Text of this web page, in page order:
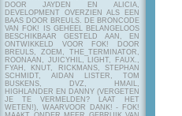
DOOR JAYDEN EN ALICIA,
DEVELOPMENT OVERZIEN ALS EEN
BAAS DOOR BREULS. DE BRONCODE
VAN FOK! IS GEHEEL BELANGELOOS
BESCHIKBAAR GESTELD AAN, EN
ONTWIKKELD VOOR FOK! DOOR
BREULS, ZOEM, THE_TERMINATOR,
ROONAAN, JUICYHIL, LIGHT, FAUX.,
FYAH, KNUT, RICKMANS, STEPHAN
SCHMIDT, AIDAN LISTER, TOM
BUSKENS, DVZ, HMAIL,
HIGHLANDER EN DANNY (VERGETEN
JE TE VERMELDEN? LAAT HET
WETEN!), WAARVOOR DANK! - FOK!